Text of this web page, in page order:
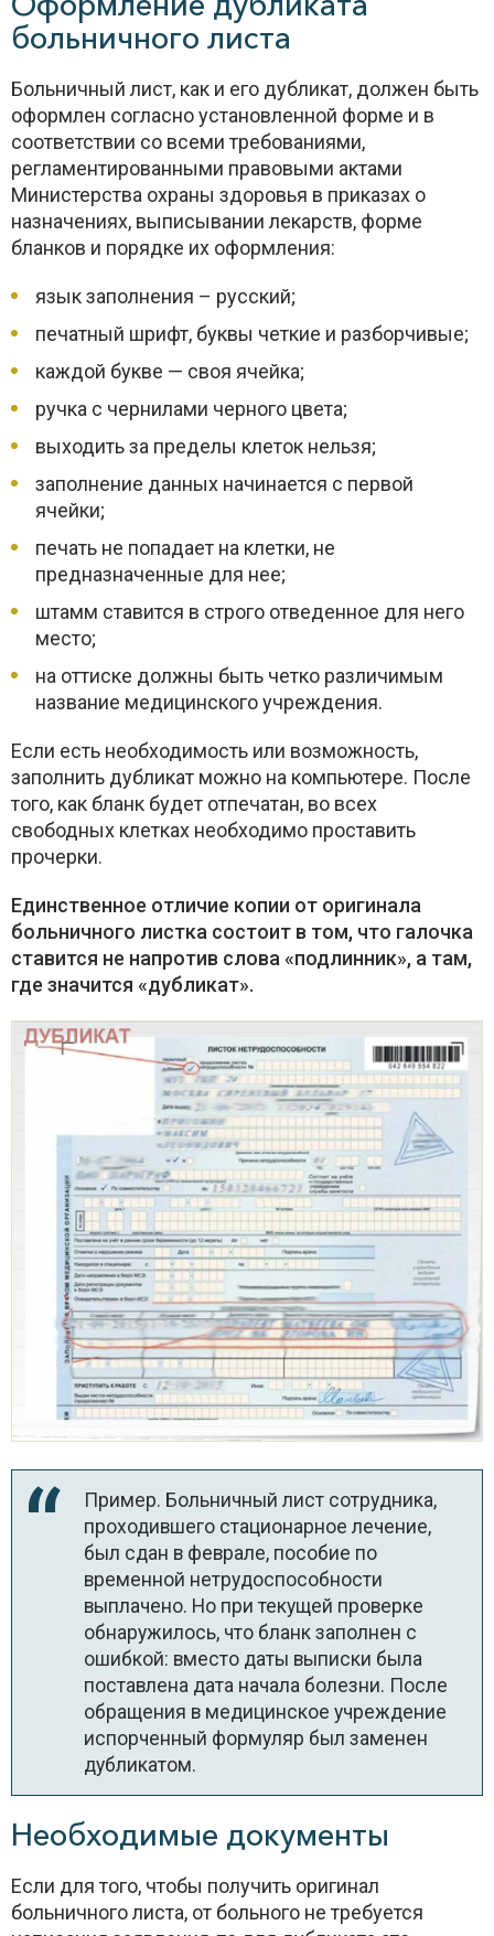
больничного листа
Больничный лист, как и его дубликат, должен быть
оформлен согласно установленной форме и в
соответствии со всеми требованиями,
регламентированными правовыми актами
Министерства охраны здоровья в приказах о
назначениях, выписывании лекарств, форме
бланков и порядке их оформления:
язык заполнения – русский;
печатный шрифт, буквы четкие и разборчивые;
каждой букве — своя ячейка;
ручка с чернилами черного цвета;
выходить за пределы клеток нельзя;
заполнение данных начинается с первой
ячейки;
печать не попадает на клетки, не
предназначенные для нее;
штамм ставится в строго отведенное для него
место;
на оттиске должны быть четко различимым
название медицинского учреждения.
Если есть необходимость или возможность,
заполнить дубликат можно на компьютере. После
того, как бланк будет отпечатан, во всех
свободных клетках необходимо проставить
прочерки.
Единственное отличие копии от оригинала
больничного листка состоит в том, что галочка
ставится не напротив слова «подлинник», а там,
где значится «дубликат».
Пример. Больничный лист сотрудника,
проходившего стационарное лечение,
был сдан в феврале, пособие по
временной нетрудоспособности
выплачено. Но при текущей проверке
обнаружилось, что бланк заполнен с
ошибкой: вместо даты выписки была
поставлена дата начала болезни. После
обращения в медицинское учреждение
испорченный формуляр был заменен
дубликатом.
Необходимые документы
Если для того, чтобы получить оригинал
больничного листа, от больного не требуется